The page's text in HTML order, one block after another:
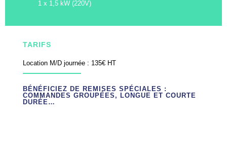
1 x 1,5 kW (220V)
TARIFS
Location M/D journée : 135€ HT
BÉNÉFICIEZ DE REMISES SPÉCIALES :
COMMANDES GROUPÉES, LONGUE ET COURTE
DURÉE…